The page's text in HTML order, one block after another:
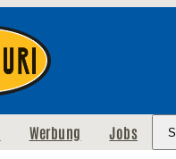
Werbung Jobs